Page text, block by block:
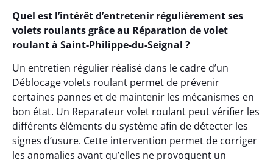
Quel est l’intérêt d’entretenir régulièrement ses
volets roulants grâce au Réparation de volet
roulant à Saint-Philippe-du-Seignal ?
Un entretien régulier réalisé dans le cadre d’un
Déblocage volets roulant permet de prévenir
certaines pannes et de maintenir les mécanismes en
bon état. Un Reparateur volet roulant peut vérifier les
différents éléments du système afin de détecter les
signes d’usure. Cette intervention permet de corriger
les anomalies avant qu’elles ne provoquent un